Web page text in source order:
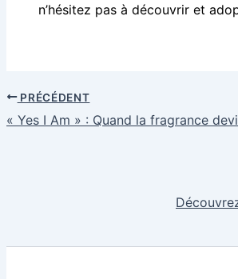
n’hésitez pas à découvrir et
PRÉCÉDENT
« Yes I Am » : Quand la fragrance